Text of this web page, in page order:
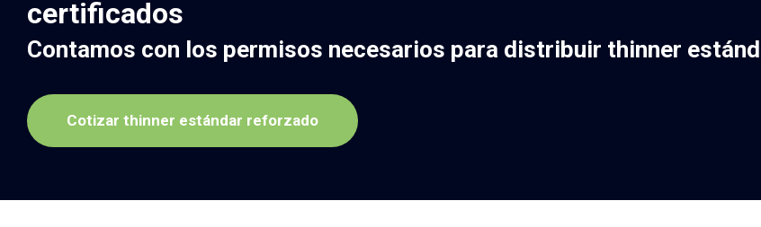
certificados
Contamos con los permisos necesarios para distribuir thinner
Cotizar thinner estándar reforzado